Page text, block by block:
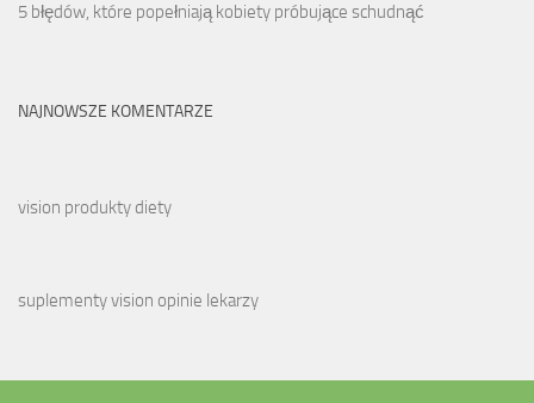
5 błędów, które popełniają kobiety próbujące schudnąć
NAJNOWSZE KOMENTARZE
vision produkty diety
suplementy vision opinie lekarzy